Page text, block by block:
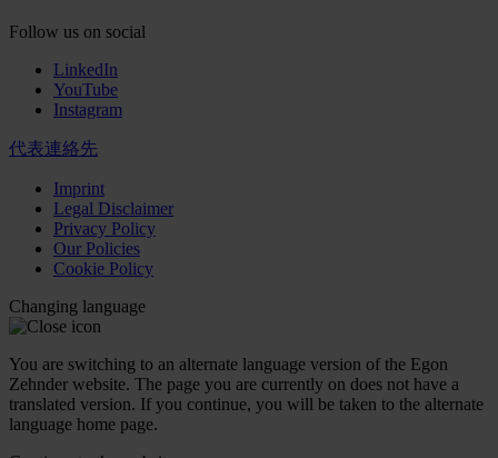
Follow us on social
LinkedIn
YouTube
Instagram
代表連絡先
Imprint
Legal Disclaimer
Privacy Policy
Our Policies
Cookie Policy
Changing language
You are switching to an alternate language version of the Egon
Zehnder website. The page you are currently on does not have a
translated version. If you continue, you will be taken to the alternate
language home page.